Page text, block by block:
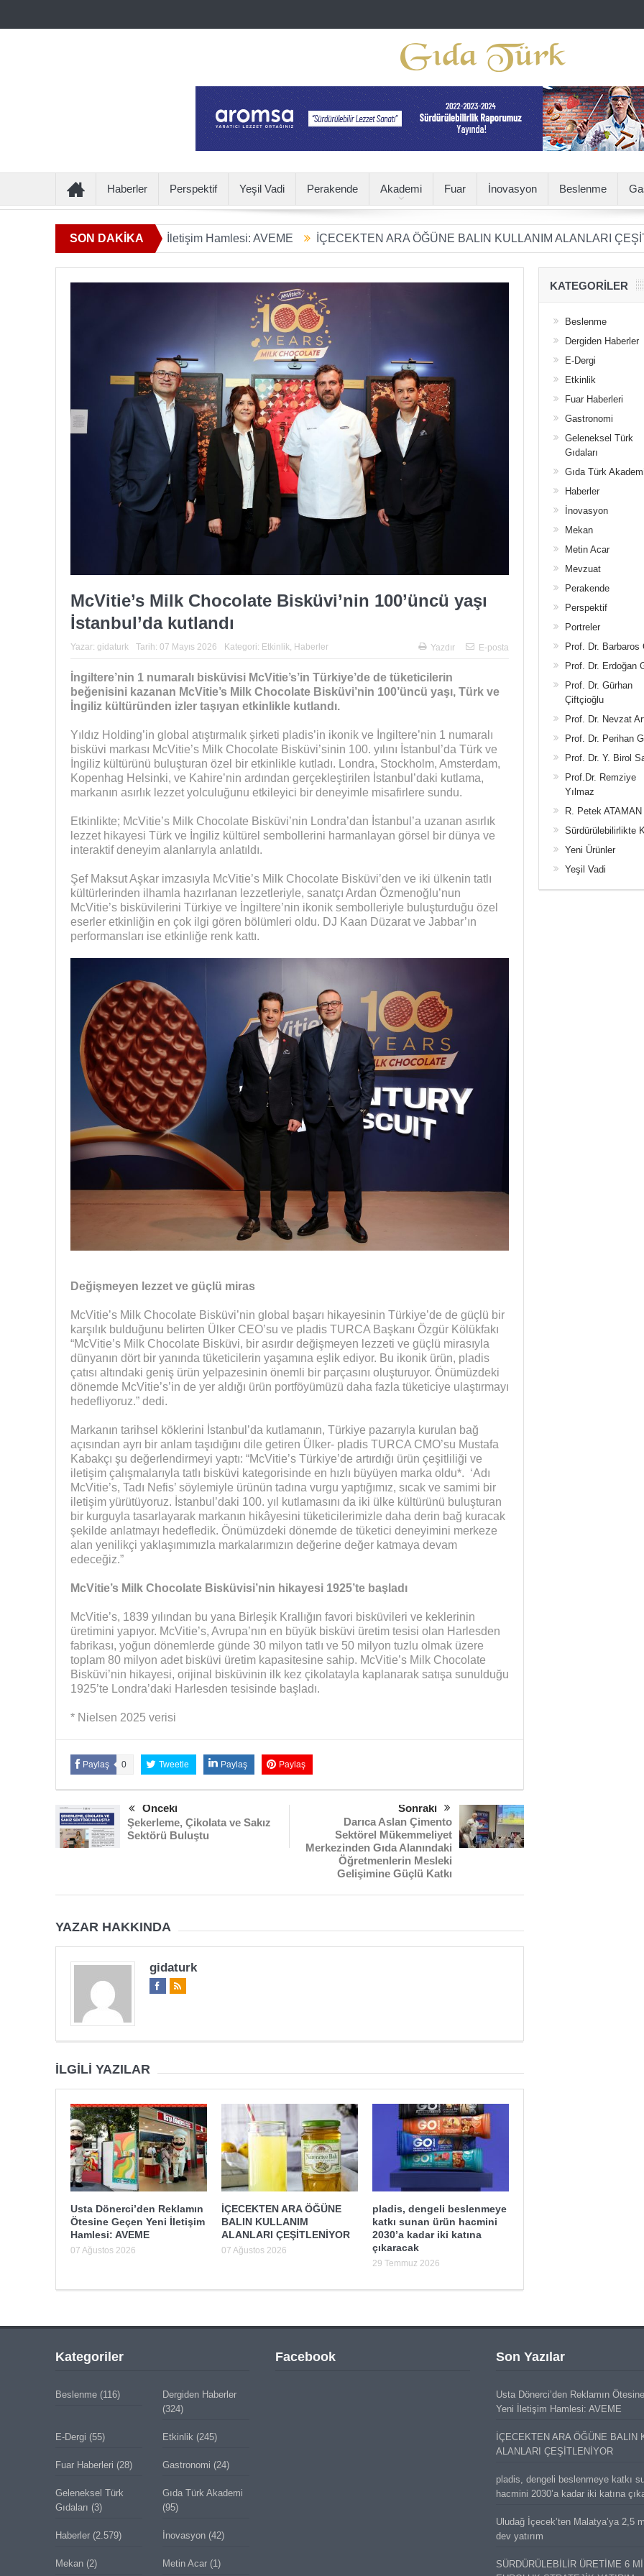
Haberler Perspektif Yeşil Vadi Perakende Akademi Fuar İnovasyon Beslenme
SON DAKİKA
Geçen Yeni İletişim Hamlesi: AVEME İÇECEKTEN ARA ÖĞÜNE BALIN KULLANIM ALANLARI ÇEŞİTLENİYOR
McVitie’s Milk Chocolate Bisküvi’nin 100’üncü yaşı
İstanbul’da kutlandı
Yazar: gidaturk Tarih: 07 Mayıs 2026 Kategori: Etkinlik, Haberler Yazdır E-posta
İngiltere’nin 1 numaralı bisküvisi McVitie’s’in Türkiye’de de tüketicilerin
beğenisini kazanan McVitie’s Milk Chocolate Bisküvi’nin 100’üncü yaşı, Türk ve
İngiliz kültüründen izler taşıyan etkinlikle kutlandı.
Yıldız Holding’in global atıştırmalık şirketi pladis’in ikonik ve İngiltere’nin 1 numaralı
bisküvi markası McVitie’s Milk Chocolate Bisküvi’sinin 100. yılını İstanbul’da Türk ve
İngiliz kültürünü buluşturan özel bir etkinlikle kutladı. Londra, Stockholm, Amsterdam,
Kopenhag Helsinki, ve Kahire’nin ardından gerçekleştirilen İstanbul’daki kutlama,
markanın asırlık lezzet yolculuğunu etkileyici bir deneyimle misafirlere sundu.
Etkinlikte; McVitie’s Milk Chocolate Bisküvi’nin Londra’dan İstanbul’a uzanan asırlık
lezzet hikayesi Türk ve İngiliz kültürel sembollerini harmanlayan görsel bir dünya ve
interaktif deneyim alanlarıyla anlatıldı.
Şef Maksut Aşkar imzasıyla McVitie’s Milk Chocolate Bisküvi’den ve iki ülkenin tatlı
kültürlerinden ilhamla hazırlanan lezzetleriyle, sanatçı Ardan Özmenoğlu’nun
McVitie’s bisküvilerini Türkiye ve İngiltere’nin ikonik sembolleriyle buluşturduğu özel
eserler etkinliğin en çok ilgi gören bölümleri oldu. DJ Kaan Düzarat ve Jabbar’ın
performansları ise etkinliğe renk kattı.
Değişmeyen lezzet ve güçlü miras
McVitie’s Milk Chocolate Bisküvi’nin global başarı hikayesinin Türkiye’de de güçlü bir
karşılık bulduğunu belirten Ülker CEO’su ve pladis TURCA Başkanı Özgür Kölükfakı
“McVitie’s Milk Chocolate Bisküvi, bir asırdır değişmeyen lezzeti ve güçlü mirasıyla
dünyanın dört bir yanında tüketicilerin yaşamına eşlik ediyor. Bu ikonik ürün, pladis
çatısı altındaki geniş ürün yelpazesinin önemli bir parçasını oluşturuyor. Önümüzdeki
dönemde McVitie’s’in de yer aldığı ürün portföyümüzü daha fazla tüketiciye ulaştırmayı
hedefliyoruz.” dedi.
Markanın tarihsel köklerini İstanbul’da kutlamanın, Türkiye pazarıyla kurulan bağ
açısından ayrı bir anlam taşıdığını dile getiren Ülker- pladis TURCA CMO’su Mustafa
Kabakçı şu değerlendirmeyi yaptı: “McVitie’s Türkiye’de artırdığı ürün çeşitliliği ve
iletişim çalışmalarıyla tatlı bisküvi kategorisinde en hızlı büyüyen marka oldu*. ‘Adı
McVitie’s, Tadı Nefis’ söylemiyle ürünün tadına vurgu yaptığımız, sıcak ve samimi bir
iletişim yürütüyoruz. İstanbul’daki 100. yıl kutlamasını da iki ülke kültürünü buluşturan
bir kurguyla tasarlayarak markanın hikâyesini tüketicilerimizle daha derin bağ kuracak
şekilde anlatmayı hedefledik. Önümüzdeki dönemde de tüketici deneyimini merkeze
alan yenilikçi yaklaşımımızla markalarımızın değerine değer katmaya devam
edeceğiz.”
McVitie’s Milk Chocolate Bisküvisi’nin hikayesi 1925’te başladı
McVitie’s, 1839 yılından bu yana Birleşik Krallığın favori bisküvileri ve keklerinin
üretimini yapıyor. McVitie’s, Avrupa’nın en büyük bisküvi üretim tesisi olan Harlesden
fabrikası, yoğun dönemlerde günde 30 milyon tatlı ve 50 milyon tuzlu olmak üzere
toplam 80 milyon adet bisküvi üretim kapasitesine sahip. McVitie’s Milk Chocolate
Bisküvi’nin hikayesi, orijinal bisküvinin ilk kez çikolatayla kaplanarak satışa sunulduğu
1925’te Londra’daki Harlesden tesisinde başladı.
* Nielsen 2025 verisi
Paylaş 0 Tweetle Paylaş Paylaş
Önceki
Şekerleme, Çikolata ve Sakız
Sektörü Buluştu
Sonraki
Darıca Aslan Çimento
Sektörel Mükemmeliyet
Merkezinden Gıda Alanındaki
Öğretmenlerin Mesleki
Gelişimine Güçlü Katkı
YAZAR HAKKINDA
gidaturk
İLGILI YAZILAR
Usta Dönerci’den Reklamın
Ötesine Geçen Yeni İletişim
Hamlesi: AVEME
07 Ağustos 2026
İÇECEKTEN ARA ÖĞÜNE
BALIN KULLANIM
ALANLARI ÇEŞİTLENİYOR
07 Ağustos 2026
pladis, dengeli beslenmeye
katkı sunan ürün hacmini
2030’a kadar iki katına
çıkaracak
29 Temmuz 2026
KATEGORILER
Beslenme
Dergiden Haberler
E-Dergi
Etkinlik
Fuar Haberleri
Gastronomi
Geleneksel Türk
Gıdaları
Gıda Türk Akademi
Haberler
İnovasyon
Mekan
Metin Acar
Mevzuat
Perakende
Perspektif
Portreler
Prof. Dr. Barbaros
Prof. Dr. Erdoğan
Prof. Dr. Gürhan
Çiftçioğlu
Prof. Dr. Nevzat
Prof. Dr. Perihan
Prof. Dr. Y. Birol
Prof.Dr. Remziye
Yılmaz
R. Petek ATAMAN
Sürdürülebilirlikte
Yeni Ürünler
Yeşil Vadi
Kategoriler
Beslenme(116)
Dergiden Haberler
(324)
E-Dergi (55) Etkinlik (245)
Fuar Haberleri (28) Gastronomi (24)
Geleneksel Türk
Gıdaları (3)
Gıda Türk Akademi
(95)
Haberler(2.579) İnovasyon(42)
Mekan(2) Metin Acar(1)
Facebook Son Yazılar
Usta Dönerci’den Reklamın
Yeni İletişim Hamlesi: AVEME
İÇECEKTEN ARA ÖĞÜNE BALIN
ALANLARI ÇEŞİTLENİYOR
pladis, dengeli beslenmeye katkı
hacmini 2030’a kadar iki katına
Uludağ İçecek’ten Malatya’ya 2,5
dev yatırım
SÜRDÜRÜLEBİLİR ÜRETİME 6